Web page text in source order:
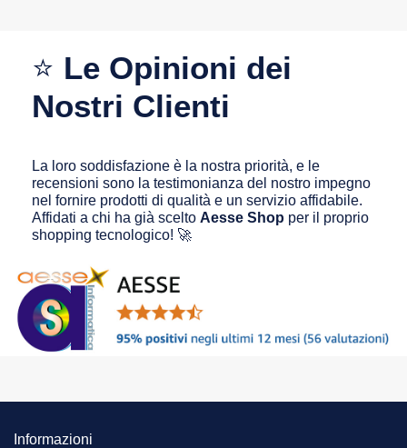
⭐ Le Opinioni dei
Nostri Clienti
La loro soddisfazione è la nostra priorità, e le
recensioni sono la testimonianza del nostro impegno
nel fornire prodotti di qualità e un servizio affidabile.
Affidati a chi ha già scelto Aesse Shop per il proprio
shopping tecnologico! 🚀
Informazioni